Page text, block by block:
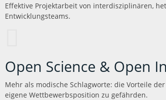
Effektive Projektarbeit von interdisziplinären,
Entwicklungsteams.
Open Science & Open
Mehr als modische Schlagworte: die Vorteile
eigene Wettbewerbsposition zu gefährden.